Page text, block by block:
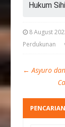
Hukum
8 August
Perdukunan
← Asyuro
PENCARIAN